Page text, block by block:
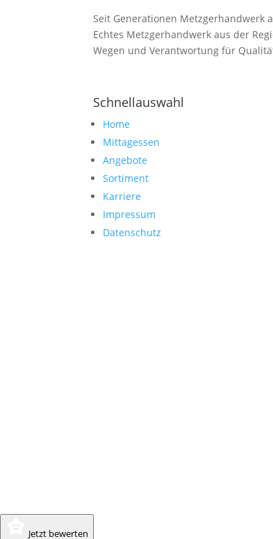
Seit Generationen Metzgerhandwerk
Echtes Metzgerhandwerk aus der
Wegen und Verantwortung für
Schnellauswahl
Home
Mittagessen
Angebote
Sortiment
Karriere
Impressum
Datenschutz
Jetzt bewerten